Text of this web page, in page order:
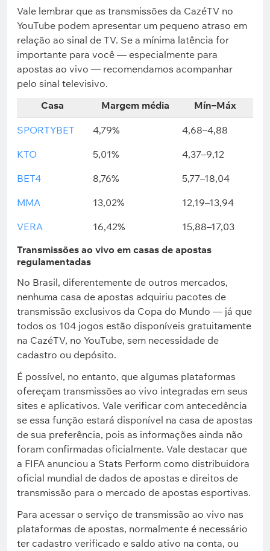
Vale lembrar que as transmissões da CazéTV no
YouTube podem apresentar um pequeno atraso em
relação ao sinal de TV. Se a mínima latência for
importante para você — especialmente para
apostas ao vivo — recomendamos acompanhar
pelo sinal televisivo.
Casa
Margem média Mín–Máx
SPORTYBET 4,79%
4,68–4,88
KTO
5,01%
4,37–9,12
BET4
8,76%
5,77–18,04
MMA
13,02%
12,19–13,94
VERA
16,42%
15,88–17,03
Transmissões ao vivo em casas de apostas
regulamentadas
No Brasil, diferentemente de outros mercados,
nenhuma casa de apostas adquiriu pacotes de
transmissão exclusivos da Copa do Mundo — já que
todos os 104 jogos estão disponíveis gratuitamente
na CazéTV, no YouTube, sem necessidade de
cadastro ou depósito.
É possível, no entanto, que algumas plataformas
ofereçam transmissões ao vivo integradas em seus
sites e aplicativos. Vale verificar com antecedência
se essa função estará disponível na casa de apostas
de sua preferência, pois as informações ainda não
foram confirmadas oficialmente. Vale destacar que
a FIFA anunciou a Stats Perform como distribuidora
oficial mundial de dados de apostas e direitos de
transmissão para o mercado de apostas esportivas.
Para acessar o serviço de transmissão ao vivo nas
plataformas de apostas, normalmente é necessário
ter cadastro verificado e saldo ativo na conta, ou